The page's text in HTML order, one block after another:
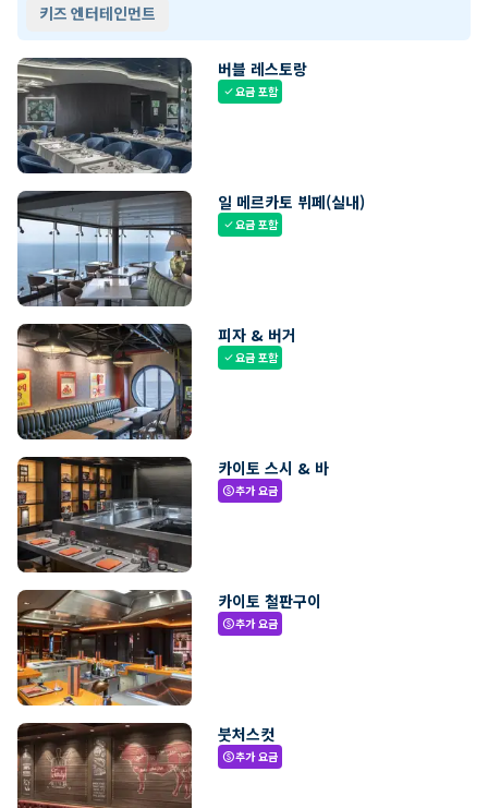
키즈 엔터테인먼트
버블 레스토랑
check요금 포함
일 메르카토 뷔페(실내)
check요금 포함
피자 & 버거
check요금 포함
카이토 스시 & 바
paid추가 요금
카이토 철판구이
paid추가 요금
붓처스컷
paid추가 요금